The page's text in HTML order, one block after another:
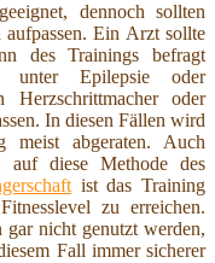
dennoch sollten
Ein Arzt sollte
des Trainings befragt
unter Epilepsie oder
Herzschrittmacher oder
In diesen Fällen wird
meist abgeraten. Auch
auf diese Methode des
ist das Training
zu erreichen.
nicht genutzt werden,
Fall immer sicherer